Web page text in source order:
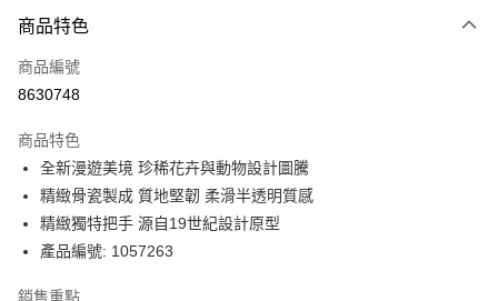
信用卡一次付款
信用卡分期付款
合作金庫商業銀行
華南商業銀行
彰化商業銀行
上海商業儲蓄銀行
台北富邦商業銀行
國泰世華商業銀行
兆豐國際商業銀行
臺灣中小企業銀行
聯邦商業銀行
LINE Pay
Apple Pay
街口支付
商品特色
商品編號
8630748
商品特色
全新漫遊美境 珍稀花卉與動物設計圖騰
精緻骨瓷製成 質地堅韌 柔滑半透明質感
精緻獨特把手 源自19世紀設計原型
產品編號: 1057263
銷售重點